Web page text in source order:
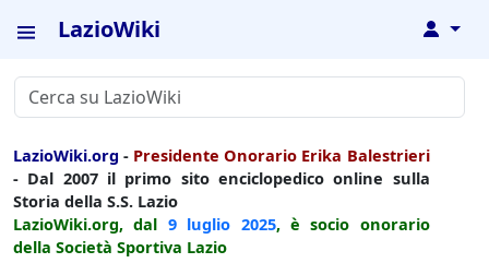
LazioWiki ↓
LazioWiki.org - Presidente Onorario Erika Balestrieri
- Dal 2007 il primo sito enciclopedico online sulla
Storia della S.S. Lazio
LazioWiki.org, dal 9 luglio 2025, è socio onorario
della Società Sportiva Lazio